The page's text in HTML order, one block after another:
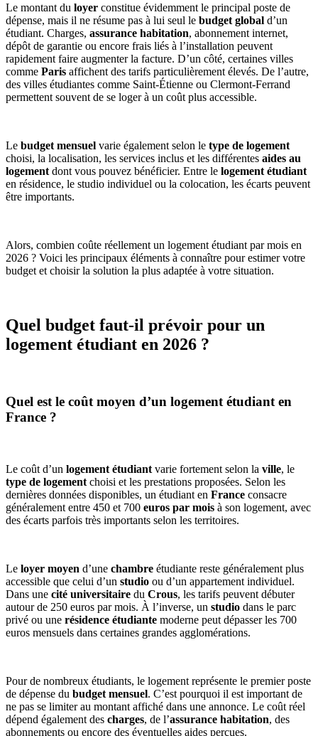
Le montant du loyer constitue évidemment le principal poste de
dépense, mais il ne résume pas à lui seul le budget global d’un
étudiant. Charges, assurance habitation, abonnement internet,
dépôt de garantie ou encore frais liés à l’installation peuvent
rapidement faire augmenter la facture. D’un côté, certaines villes
comme Paris affichent des tarifs particulièrement élevés. De l’autre,
des villes étudiantes comme Saint-Étienne ou Clermont-Ferrand
permettent souvent de se loger à un coût plus accessible.
Le budget mensuel varie également selon le type de logement
choisi, la localisation, les services inclus et les différentes aides au
logement dont vous pouvez bénéficier. Entre le logement étudiant
en résidence, le studio individuel ou la colocation, les écarts peuvent
être importants.
Alors, combien coûte réellement un logement étudiant par mois en
2026 ? Voici les principaux éléments à connaître pour estimer votre
budget et choisir la solution la plus adaptée à votre situation.
Quel budget faut-il prévoir pour un
logement étudiant en 2026 ?
Quel est le coût moyen d’un logement étudiant en
France ?
Le coût d’un logement étudiant varie fortement selon la ville, le
type de logement choisi et les prestations proposées. Selon les
dernières données disponibles, un étudiant en France consacre
généralement entre 450 et 700 euros par mois à son logement, avec
des écarts parfois très importants selon les territoires.
Le loyer moyen d’une chambre étudiante reste généralement plus
accessible que celui d’un studio ou d’un appartement individuel.
Dans une cité universitaire du Crous, les tarifs peuvent débuter
autour de 250 euros par mois. À l’inverse, un studio dans le parc
privé ou une résidence étudiante moderne peut dépasser les 700
euros mensuels dans certaines grandes agglomérations.
Pour de nombreux étudiants, le logement représente le premier poste
de dépense du budget mensuel. C’est pourquoi il est important de
ne pas se limiter au montant affiché dans une annonce. Le coût réel
dépend également des charges, de l’assurance habitation, des
abonnements ou encore des éventuelles aides perçues.